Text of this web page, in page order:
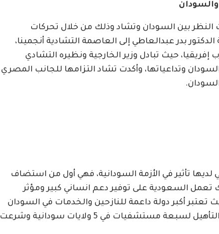
بين السودان وتشاد وذلك من خلال تحركات
بدر عبدالعاطي إلى العاصمة التشادية أنجمينا،
حيث تبادل وزير الخارجية ونظيره التشادي
وتداعياتها، وأكدت تشاد التزامها للجانب المصري
تأثير في الأزمة السودانية، فهي أول من استضاف
في منبر جدة، 2023م، وكذلك تعمل السعودية على توفير دعم انساني كبير ومؤثر
تعتبر أكبر دولة داعمة للنازحين والخدمات في السودان
سيما الطبية وذلك بتكلفها بتوفير الدعم والتأهيل لسبعة مستشفيات في 5 ولايات سودانية وشرعت